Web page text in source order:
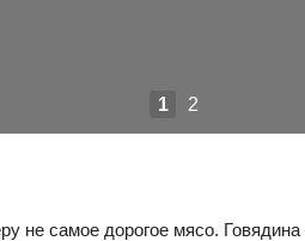
1 2
не самое дорогое мясо.